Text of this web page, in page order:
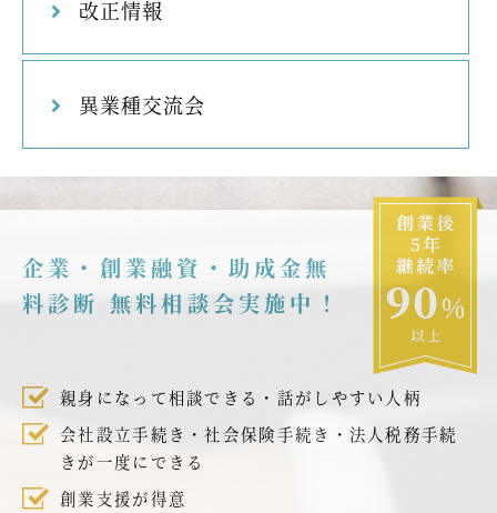
改正情報
異業種交流会
企業・創業融資・助成金無
料診断 無料相談会実施中！
親身になって相談できる・話がしやすい人柄
会社設立手続き・社会保険手続き・法人税務手続
きが一度にできる
創業支援が得意